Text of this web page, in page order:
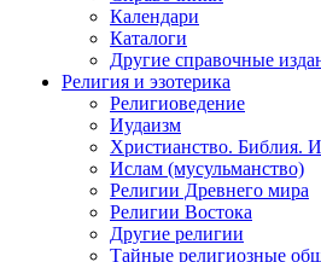
Календари
Каталоги
Другие справочные
Религия и эзотерика
Религиоведение
Иудаизм
Христианство. Библия.
Ислам (мусульманство)
Религии Древнего мира
Религии Востока
Другие религии
Тайные религиозные